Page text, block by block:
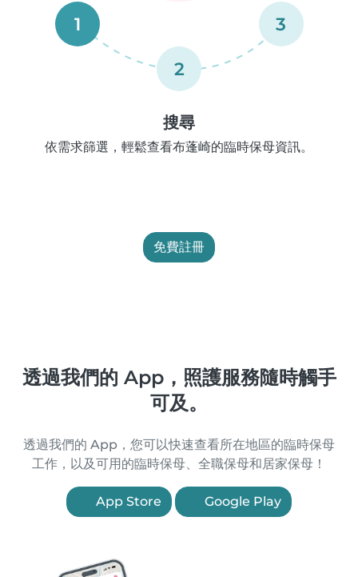
1
2
3
搜尋
依需求篩選，輕鬆查看布蓬崎的臨時保母資訊。
免費註冊
透過我們的 App，照護服務隨時觸手
可及。
透過我們的 App，您可以快速查看所在地區的臨時保母
工作，以及可用的臨時保母、全職保母和居家保母！
App Store Google Play